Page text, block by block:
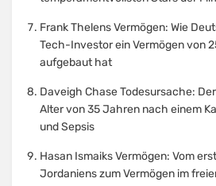
Frank Thelens Vermögen: Wie
Tech-Investor ein Vermögen von
aufgebaut hat
Daveigh Chase Todesursache:
Alter von 35 Jahren nach einem
und Sepsis
Hasan Ismaiks Vermögen: Vom
Jordaniens zum Vermögen im